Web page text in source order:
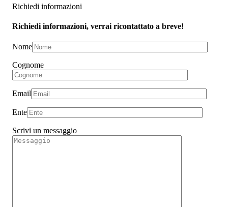
Richiedi informazioni
Richiedi informazioni, verrai ricontattato a breve!
Nome
Cognome
Email
Ente
Scrivi un messaggio